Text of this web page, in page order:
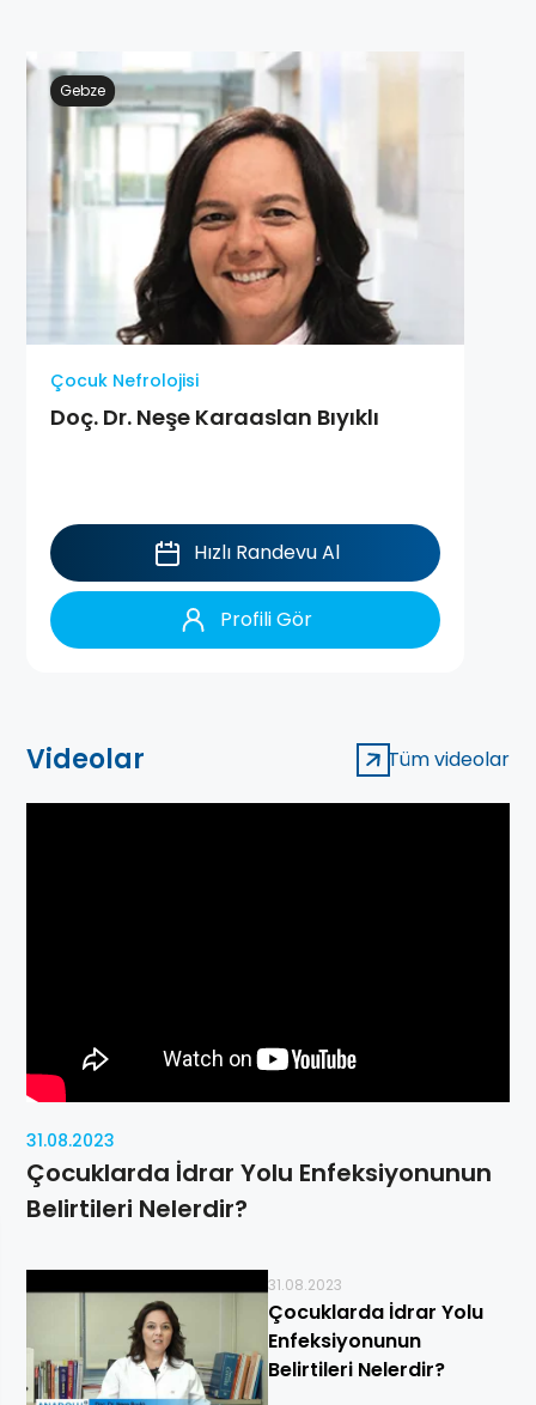
Gebze
Çocuk Nefrolojisi
Doç. Dr. Neşe Karaaslan Bıyıklı
Hızlı Randevu Al
Profili Gör
Videolar Tüm videolar
31.08.2023
Çocuklarda İdrar Yolu Enfeksiyonunun
Belirtileri Nelerdir?
31.08.2023
Çocuklarda İdrar Yolu
Enfeksiyonunun
Belirtileri Nelerdir?